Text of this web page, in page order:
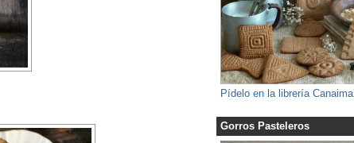
Pídelo en la librería Canaima
Gorros Pasteleros